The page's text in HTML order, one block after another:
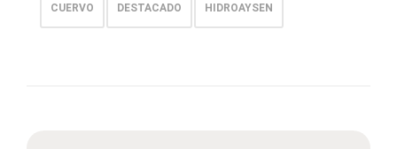
CUERVO DESTACADO HIDROAYSEN